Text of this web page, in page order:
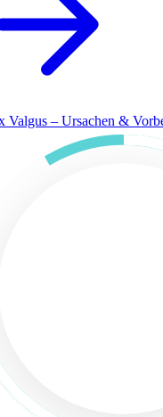
Valgus – Ursachen &